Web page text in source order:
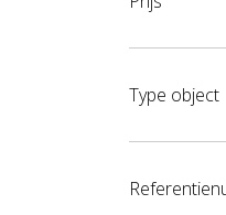
Type object